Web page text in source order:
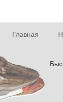
Главная